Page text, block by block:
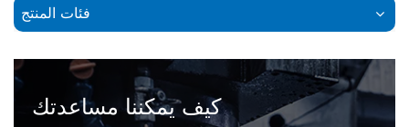
فئات المنتج
كيف يمكننا مساعدتك